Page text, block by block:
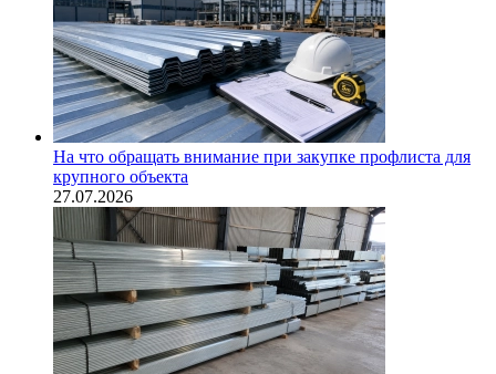
На что обращать внимание при закупке профлиста для
крупного объекта
27.07.2026